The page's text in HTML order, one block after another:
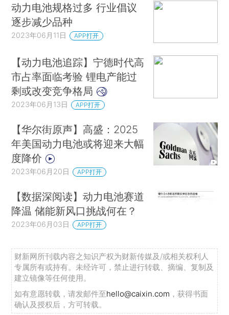
动力电池规格过多 行业倡议
逐步减少品种
2023年06月11日 APP打开
【动力电池追踪】宁德时代高
市占率面临考验 锂电产能过
剩或改变竞争格局
2023年06月13日 APP打开
【华尔街原声】高盛：2025
年美国动力电池或将迎来大幅
度降价
2023年06月20日 APP打开
【数据深阅读】动力电池赛道
降温 储能新风口挑战何在？
2023年06月03日 APP打开
财新网所刊载内容之知识产权为财新传媒及/或相关权利人
专属所有或持有。未经许可，禁止进行转载、摘编、复制及
建立镜像等任何使用。
如有意愿转载，请发邮件至hello@caixin.com ，获得书面
确认及授权后，方可转载。